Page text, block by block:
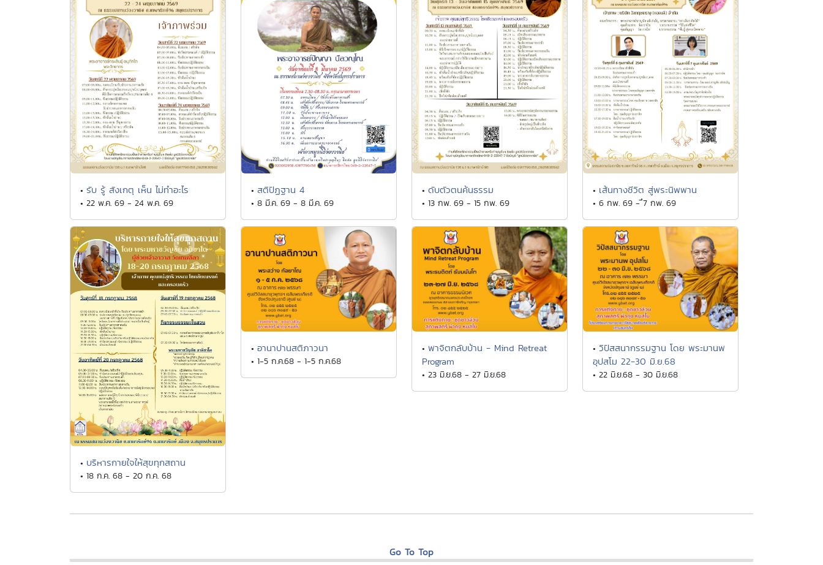
• รับ รู้ สังเกตุ เห็น ไม่ทำอะไร
• 22 พ.ค. 69 - 24 พ.ค. 69
• สติปัฏฐาน 4
• 8 มี.ค. 69 - 8 มี.ค. 69
• ดับตัวตนค้นธรรม
• 13 กพ. 69 - 15 กพ. 69
• เส้นทางชีวิต สู่พระนิพพาน
• 6 กพ. 69 - ึ7 กพ. 69
• บริหารกายใจให้สุขทุกสถาน
• 18 ก.ค. 68 - 20 ก.ค. 68
• อานาปานสติภาวนา
• 1-5 ก.ค.68 - 1-5 ก.ค.68
• พาจิตกลับบ้าน - Mind Retreat
Program
• 23 มิ.ย.68 - 27 มิ.ย.68
• วิปัสสนากรรมฐาน โดย พระมานพ
อุปสโม 22-30 มิ.ย.68
• 22 มิ.ย.68 - 30 มิ.ย.68
Go To Top